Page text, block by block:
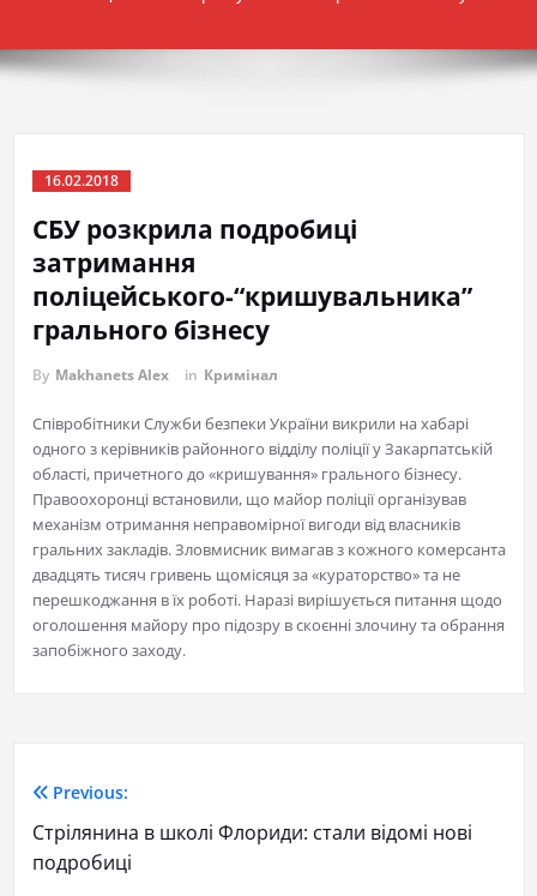
16.02.2018
СБУ розкрила подробиці
затримання
поліцейського-“кришувальника”
грального бізнесу
By Makhanets Alex in Кримінал
Співробітники Служби безпеки України викрили на хабарі
одного з керівників районного відділу поліції у Закарпатській
області, причетного до «кришування» грального бізнесу.
Правоохоронці встановили, що майор поліції організував
механізм отримання неправомірної вигоди від власників
гральних закладів. Зловмисник вимагав з кожного комерсанта
двадцять тисяч гривень щомісяця за «кураторство» та не
перешкоджання в їх роботі. Наразі вирішується питання щодо
оголошення майору про підозру в скоєнні злочину та обрання
запобіжного заходу.
Previous:
Стрілянина в школі Флориди: стали відомі нові
подробиці